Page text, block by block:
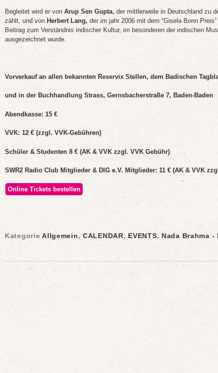
Begleitet wird er von Arup Sen Gupta, der mittlerweile in Deutschland zu
zählt, und von Herbert Lang, der im jahr 2006 mit dem “Gisela Bonn
Beitrag zum Verständnis indischer Kultur, im besonderen der indischen
ausgezeichnet wurde.
Vorverkauf an allen bekannten Reservix Stellen, dem Badischen
und in der Buchhandlung Strass, Gernsbacherstraße 7, Baden-Baden
Abendkasse: 15 €
VVK: 12 € (zzgl. VVK-Gebühren)
Schüler & Studenten 8 € (AK & VVK zzgl. VVK Gebühr)
SWR2 Radio Club Mitglieder & DIG e.V. Mitglieder: 11 € (AK & VVK
Online Tickets bestellen
KategorieAllgemein,CALENDAR, EVENTS, Nada Brahma